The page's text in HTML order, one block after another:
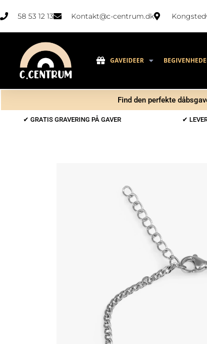
58 53 12 13 Kontakt@c-centrum.dk
GAVEIDEER
Find den perfekte
✔ GRATIS GRAVERING PÅ GAVER ✔